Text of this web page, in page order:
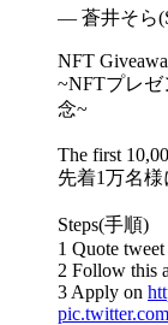
— 蒼井そら
NFT
~NFTプレ
念~
The first
先着1万名
Steps(手順)
1 Quote
2 Follow this
3 Apply on